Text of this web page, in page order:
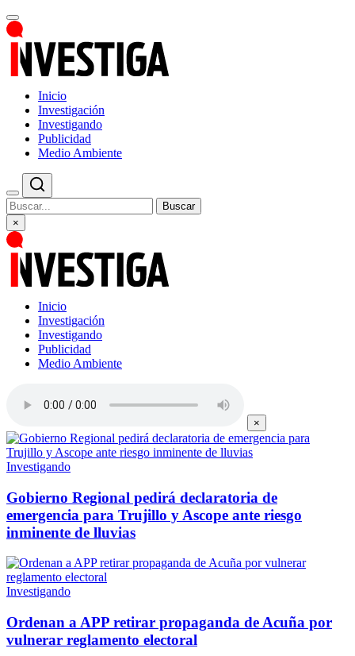
Inicio
Investigación
Investigando
Publicidad
Medio Ambiente
Buscar
×
Inicio
Investigación
Investigando
Publicidad
Medio Ambiente
×
Investigando
Gobierno Regional pedirá declaratoria de
emergencia para Trujillo y Ascope ante riesgo
inminente de lluvias
Investigando
Ordenan a APP retirar propaganda de Acuña por
vulnerar reglamento electoral